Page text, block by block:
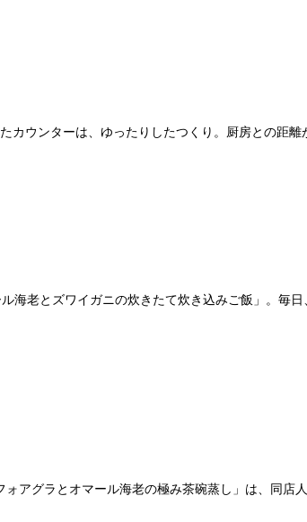
カウンターは、ゆったりしたつくり。厨房との距
海老とズワイガニの炊きたて炊き込みご飯」。毎
アグラとオマール海老の極み茶碗蒸し」は、同店